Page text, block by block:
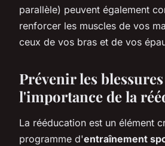
parallèle) peuvent également
renforcer les muscles de vos
ceux de vos bras et de vos
Prévenir les
l'importance de la
La rééducation est un élément
programme d'entraînement